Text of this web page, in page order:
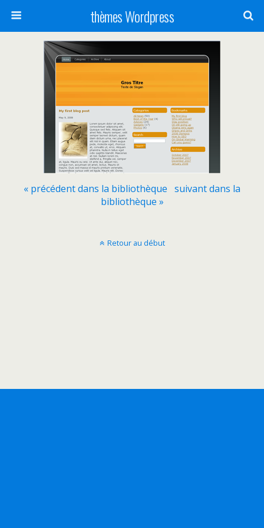
thèmes Wordpress
« précédent dans la bibliothèque suivant dans la
bibliothèque »
Retour au début